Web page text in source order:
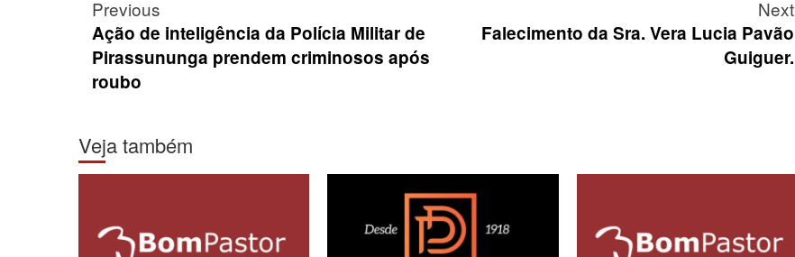
Post
navigation
Previous
Ação de inteligência da Polícia Militar de
Pirassununga prendem criminosos após
roubo
Next
Falecimento da Sra. Vera Lucia Pavão
Guiguer.
Veja também